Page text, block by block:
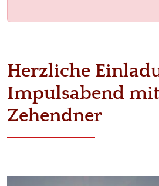
Herzliche
Impulsabend
Zehendner